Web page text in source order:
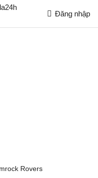
Đăng nhập
Rovers